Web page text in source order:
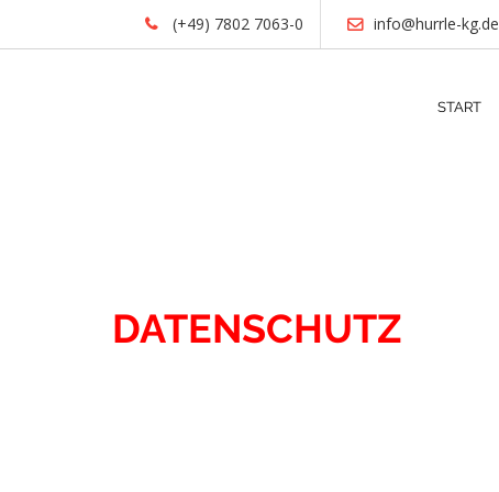
(+49) 7802 7063-0 info@hurrle-kg.de
START
DATENSCHUTZ